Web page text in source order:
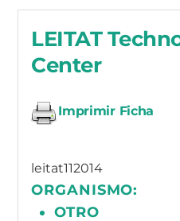
LEITAT
Center
Imprimir Ficha
leitat112014
ORGANISMO:
OTRO